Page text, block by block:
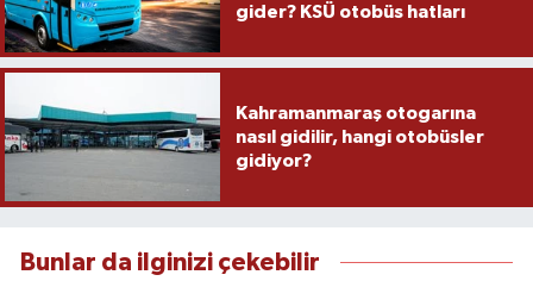
gider? KSÜ otobüs hatları
Kahramanmaraş otogarına
nasıl gidilir, hangi otobüsler
gidiyor?
Bunlar da ilginizi çekebilir